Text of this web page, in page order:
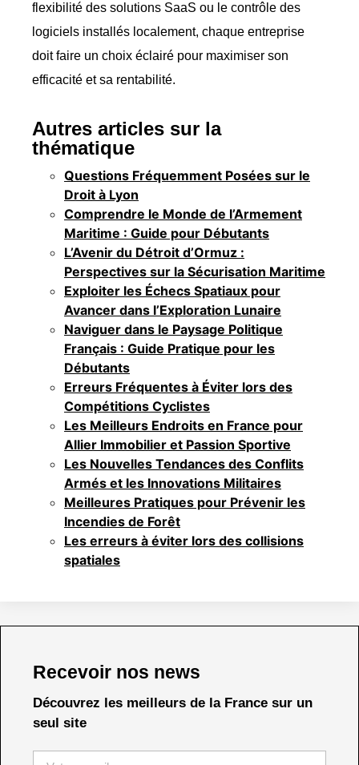
flexibilité des solutions SaaS ou le contrôle des
logiciels installés localement, chaque entreprise
doit faire un choix éclairé pour maximiser son
efficacité et sa rentabilité.
Autres articles sur la
thématique
Questions Fréquemment Posées sur le
Droit à Lyon
Comprendre le Monde de l’Armement
Maritime : Guide pour Débutants
L’Avenir du Détroit d’Ormuz :
Perspectives sur la Sécurisation Maritime
Exploiter les Échecs Spatiaux pour
Avancer dans l’Exploration Lunaire
Naviguer dans le Paysage Politique
Français : Guide Pratique pour les
Débutants
Erreurs Fréquentes à Éviter lors des
Compétitions Cyclistes
Les Meilleurs Endroits en France pour
Allier Immobilier et Passion Sportive
Les Nouvelles Tendances des Conflits
Armés et les Innovations Militaires
Meilleures Pratiques pour Prévenir les
Incendies de Forêt
Les erreurs à éviter lors des collisions
spatiales
Recevoir nos news
Découvrez les meilleurs de la France sur un
seul site